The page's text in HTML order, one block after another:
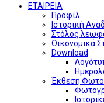
ΕΤΑΙΡΕΙΑ
Προφίλ
Ιστορική
Στόλος
Οικονομικά
Download
Έκθεση